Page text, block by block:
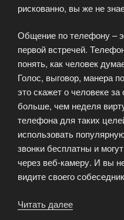
рискованно, вы же не
Общение по телефону –
первой встречей.
понять, как человек
Голос, выговор, манера
это скажет о человеке за
больше, чем неделя
телефона для таких
использовать
звонки бесплатны и
через веб-камеру. И вы
видите своего
Читать далее